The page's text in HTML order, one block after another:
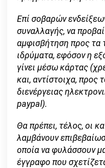
Επί σοβαρών
συναλλαγής, να
αμφισβήτηση προς τα
ιδρύματα, εφόσον η
γίνει μέσω κάρτας
και, αντίστοιχα, προς
διενέργειας
paypal).
Θα πρέπει, τέλος, οι
λαμβάνουν
οποία να φυλάσσουν
έγγραφο που